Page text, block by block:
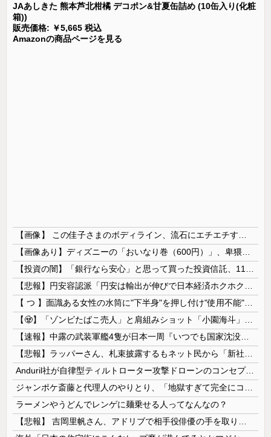
JAあしきた 熊本芦北柑橘 デコポン&甘夏缶詰め (10缶入り(化粧
箱))
販売価格: ￥5,665 税込
Amazonの商品ページを見る
Anduril社が自律型ティルトローター攻撃ドローンのコンセプトで衝撃を与える！
ラーメンやうどんでレンゲに麺乗せる人ってなんなの？